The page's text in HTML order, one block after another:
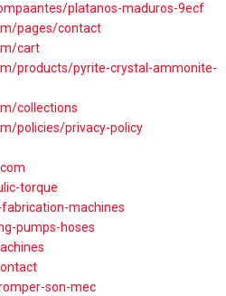
platanos-maduros-9ecf
pages/contact
cart
products/pyrite-crystal-ammonite-
collections
policies/privacy-policy
torque
machines
pumps-hoses
son-mec